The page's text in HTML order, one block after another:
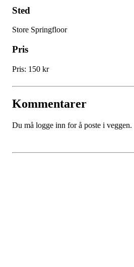
Sted
Store Springfloor
Pris
Pris: 150 kr
Kommentarer
Du må logge inn for å poste i veggen.